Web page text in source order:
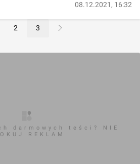
08.12.2021, 16:32
2 3
darmowych teści? NIE
REKLAM